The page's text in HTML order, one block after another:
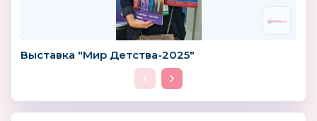
Выставка "Мир Детства-2025"